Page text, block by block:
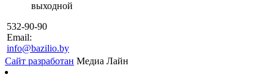
выходной
532-90-90
Email:
info@bazilio.by
Сайт разработан Медиа Лайн